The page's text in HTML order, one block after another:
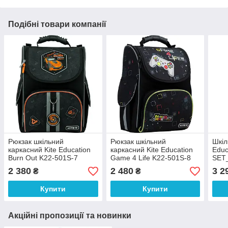
Подібні товари компанії
Рюкзак шкільний
каркасний Kite Education
Burn Out K22-501S-7
(LED)
2 380 ₴
Купити
Рюкзак шкільний
каркасний Kite Education
Game 4 Life K22-501S-8
(LED) + пенал
2 480₴
Купити
3
Акційні пропозиції та новинки